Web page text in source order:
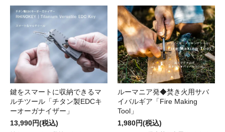
鍵をスマートに収納できるマ
ルチツール「チタン製EDCキ
ーオーガナイザー」
13,990円(税込)
ルーマニア発◆焚き火用サバ
イバルギア「Fire Making
Tool」
1,980円(税込)